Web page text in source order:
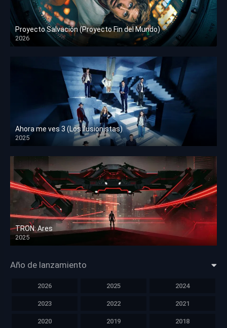
Proyecto Salvación (Proyecto Fin del Mundo)
2026
HD 1080p
Ahora me ves 3 (Los ilusionistas)
2025
HD 1080p
TRON: Ares
2025
HD 1080p
Año de lanzamiento
2026 2025 2024
2023 2022 2021
2020 2019 2018